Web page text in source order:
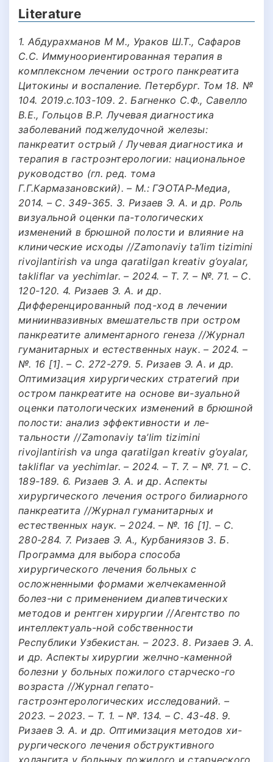
Literature
1. Абдурахманов М М., Ураков Ш.Т., Сафаров
С.С. Иммуноориентированная терапия в
комплексном лечении острого панкреатита
Цитокины и воспаление. Петербург. Том 18. №
104. 2019.с.103-109. 2. Багненко С.Ф., Савелло
В.Е., Гольцов В.Р. Лучевая диагностика
заболеваний поджелудочной железы:
панкреатит острый / Лучевая диагностика и
терапия в гастроэнтерологии: национальное
руководство (гл. ред. тома
Г.Г.Кармазановский). – М.: ГЭОТАР-Медиа,
2014. – С. 349-365. 3. Ризаев Э. А. и др. Роль
визуальной оценки па-тологических
изменений в брюшной полости и влияние на
клинические исходы //Zamonaviy ta’lim tizimini
rivojlantirish va unga qaratilgan kreativ g’oyalar,
takliflar va yechimlar. – 2024. – Т. 7. – №. 71. – С.
120-120. 4. Ризаев Э. А. и др.
Дифференцированный под-ход в лечении
миниинвазивных вмешательств при остром
панкреатите алиментарного генеза //Журнал
гуманитарных и естественных наук. – 2024. –
№. 16 [1]. – С. 272-279. 5. Ризаев Э. А. и др.
Оптимизация хирургических стратегий при
остром панкреатите на основе ви-зуальной
оценки патологических изменений в брюшной
полости: анализ эффективности и ле-
тальности //Zamonaviy ta’lim tizimini
rivojlantirish va unga qaratilgan kreativ g’oyalar,
takliflar va yechimlar. – 2024. – Т. 7. – №. 71. – С.
189-189. 6. Ризаев Э. А. и др. Аспекты
хирургического лечения острого билиарного
панкреатита //Журнал гуманитарных и
естественных наук. – 2024. – №. 16 [1]. – С.
280-284. 7. Ризаев Э. А., Курбаниязов З. Б.
Программа для выбора способа
хирургического лечения больных с
осложненными формами желчекаменной
болез-ни с применением диапевтических
методов и рентген хирургии //Агентство по
интеллектуаль-ной собственности
Республики Узбекистан. – 2023. 8. Ризаев Э. А.
и др. Аспекты хирургии желчно-каменной
болезни у больных пожилого старческо-го
возраста //Журнал гепато-
гастроэнтерологических исследований. –
2023. – 2023. – Т. 1. – №. 134. – С. 43-48. 9.
Ризаев Э. А. и др. Оптимизация методов хи-
рургического лечения обструктивного
холангита у больных пожилого и старческого